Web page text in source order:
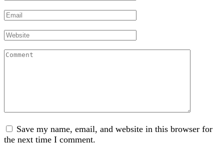
Email
Website
Comment
Save my name, email, and website in this browser for
the next time I comment.